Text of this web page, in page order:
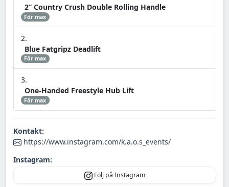
2” Country Crush Double Rolling Handle
För max
Blue Fatgripz Deadlift
För max
One-Handed Freestyle Hub Lift
För max
Kontakt:
https://www.instagram.com/k.a.o.s_events/
Instagram:
Följ på Instagram